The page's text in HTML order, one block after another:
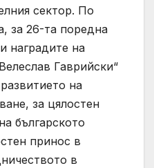
сектор. По
за 26-та поредна
наградите на
Гаврийски“
на
за цялостен
българското
принос в
в